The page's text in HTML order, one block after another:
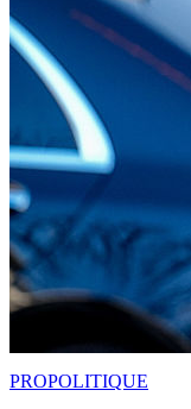
PROPOLITIQUE